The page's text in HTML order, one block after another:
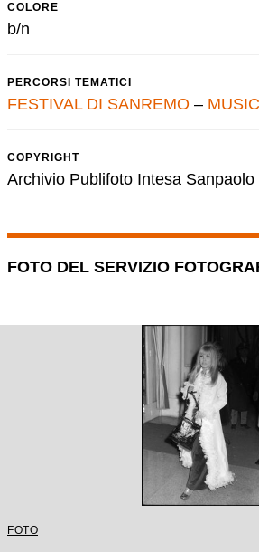
COLORE
b/n
PERCORSI TEMATICI
FESTIVAL DI SANREMO –
COPYRIGHT
Archivio Publifoto Intesa Sanpaolo
FOTO DEL SERVIZIO
FOTO